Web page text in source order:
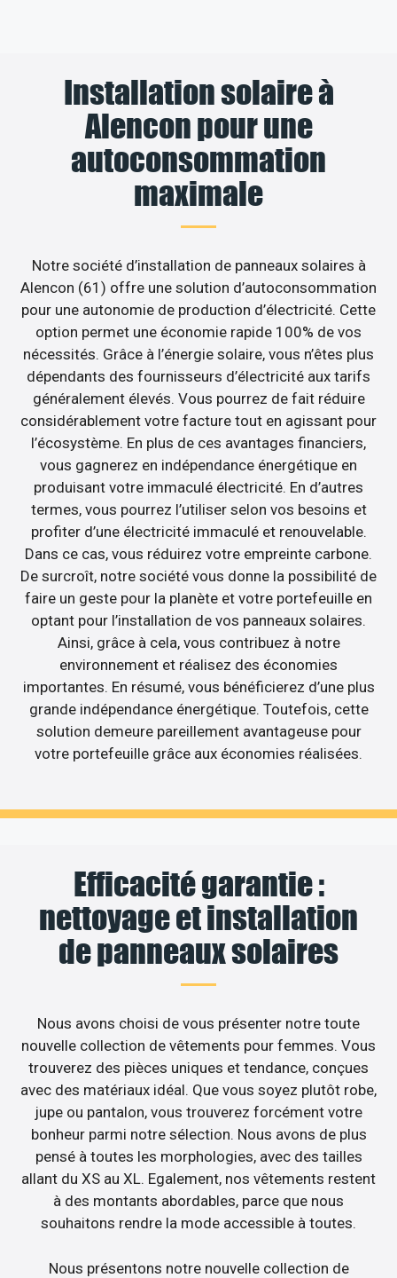
Installation solaire à
Alencon pour une
autoconsommation
maximale
Notre société d’installation de panneaux solaires à
Alencon (61) offre une solution d’autoconsommation
pour une autonomie de production d’électricité. Cette
option permet une économie rapide 100% de vos
nécessités. Grâce à l’énergie solaire, vous n’êtes plus
dépendants des fournisseurs d’électricité aux tarifs
généralement élevés. Vous pourrez de fait réduire
considérablement votre facture tout en agissant pour
l’écosystème. En plus de ces avantages financiers,
vous gagnerez en indépendance énergétique en
produisant votre immaculé électricité. En d’autres
termes, vous pourrez l’utiliser selon vos besoins et
profiter d’une électricité immaculé et renouvelable.
Dans ce cas, vous réduirez votre empreinte carbone.
De surcroît, notre société vous donne la possibilité de
faire un geste pour la planète et votre portefeuille en
optant pour l’installation de vos panneaux solaires.
Ainsi, grâce à cela, vous contribuez à notre
environnement et réalisez des économies
importantes. En résumé, vous bénéficierez d’une plus
grande indépendance énergétique. Toutefois, cette
solution demeure pareillement avantageuse pour
votre portefeuille grâce aux économies réalisées.
Efficacité garantie :
nettoyage et installation
de panneaux solaires
Nous avons choisi de vous présenter notre toute
nouvelle collection de vêtements pour femmes. Vous
trouverez des pièces uniques et tendance, conçues
avec des matériaux idéal. Que vous soyez plutôt robe,
jupe ou pantalon, vous trouverez forcément votre
bonheur parmi notre sélection. Nous avons de plus
pensé à toutes les morphologies, avec des tailles
allant du XS au XL. Egalement, nos vêtements restent
à des montants abordables, parce que nous
souhaitons rendre la mode accessible à toutes.
Nous présentons notre nouvelle collection de